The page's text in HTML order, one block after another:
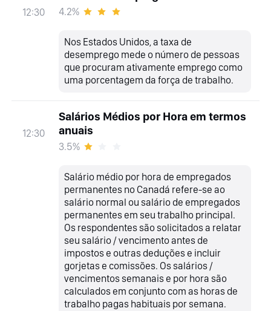
12:30 4.2%
Nos Estados Unidos, a taxa de
desemprego mede o número de pessoas
que procuram ativamente emprego como
uma porcentagem da força de trabalho.
12:30
Salários Médios por Hora em termos
anuais
3.5%
Salário médio por hora de empregados
permanentes no Canadá refere-se ao
salário normal ou salário de empregados
permanentes em seu trabalho principal.
Os respondentes são solicitados a relatar
seu salário / vencimento antes de
impostos e outras deduções e incluir
gorjetas e comissões. Os salários /
vencimentos semanais e por hora são
calculados em conjunto com as horas de
trabalho pagas habituais por semana.